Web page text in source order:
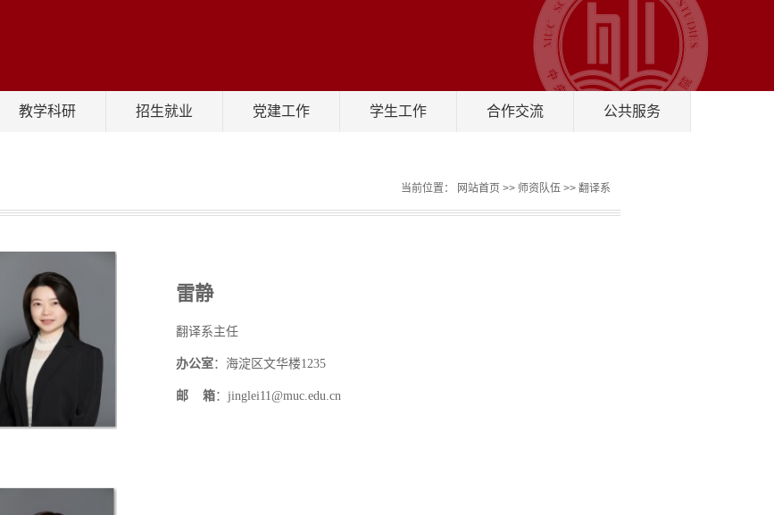
教学科研 招生就业 党建工作 学生工作 合作交流 公共服务
当前位置： 网站首页 >> 师资队伍 >> 翻译系
雷静
翻译系主任
办公室：海淀区文华楼1235
邮 箱：jinglei11@muc.edu.cn